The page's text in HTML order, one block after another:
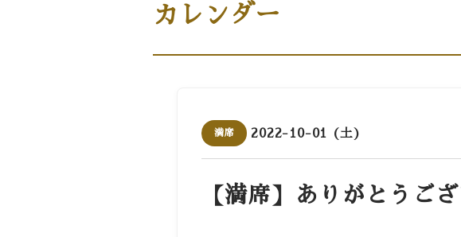
カレンダー
満席 2022-10-01 (土)
【満席】ありがとうご